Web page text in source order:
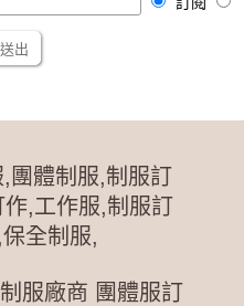
送出
團體制服,制服訂
,工作服,制服訂
全制服,
服廠商 團體服訂